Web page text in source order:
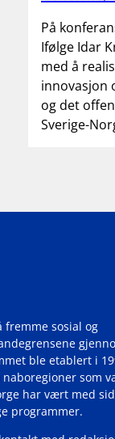
På
Ifølge Idar
med å
innovasjon
og det
Sverige-
fremme sosial og
ble etablert i
som
har vært med
programmer.